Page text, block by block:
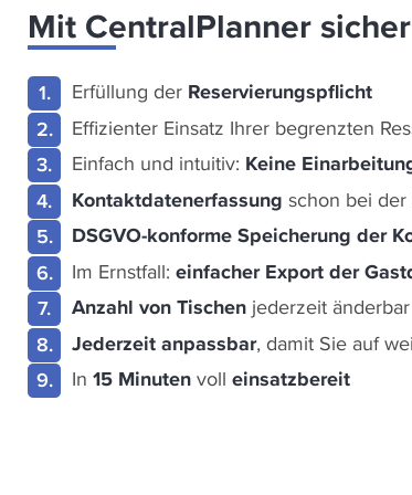
Mit CentralPlanner
Erfüllung der Reservierungspflicht
Effizienter Einsatz Ihrer begrenzten
Einfach und intuitiv: Keine
Kontaktdatenerfassung schon bei der
DSGVO-konforme Speicherung der
Im Ernstfall: einfacher Export der
Anzahl von Tischen jederzeit änderbar
Jederzeit anpassbar, damit Sie auf
In 15 Minuten voll einsatzbereit